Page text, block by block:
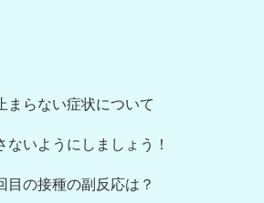
まらない症状について
ないようにしましょう！
目の接種の副反応は？